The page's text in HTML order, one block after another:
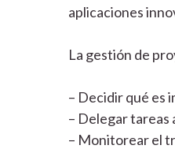
aplicaciones
La gestión de
– Decidir qué es
– Delegar tareas
– Monitorear el